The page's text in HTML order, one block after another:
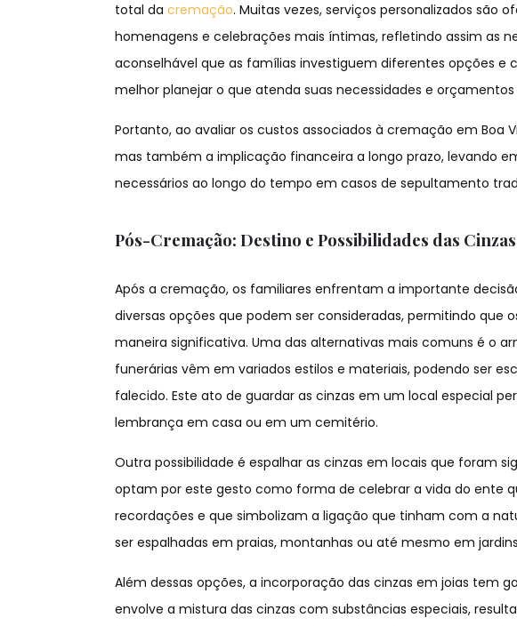
total dacremação. Muitas vezes, serviços personalizados são
homenagens e celebrações mais íntimas, refletindo assim as
aconselhável que as famílias investiguem diferentes opções
melhor planejar o que atenda suas necessidades e
Portanto, ao avaliar os custos associados à cremação em Boa
mas também a implicação financeira a longo prazo, levando
necessários ao longo do tempo em casos de sepultamento
Pós-Cremação: Destino e Possibilidades das Cinzas
Após a cremação, os familiares enfrentam a importante
diversas opções que podem ser consideradas, permitindo que
maneira significativa. Uma das alternativas mais comuns é o
funerárias vêm em variados estilos e materiais, podendo ser
falecido. Este ato de guardar as cinzas em um local especial
lembrança em casa ou em um cemitério.
Outra possibilidade é espalhar as cinzas em locais que foram
optam por este gesto como forma de celebrar a vida do ente
recordações e que simbolizam a ligação que tinham com a
ser espalhadas em praias, montanhas ou até mesmo em
Além dessas opções, a incorporação das cinzas em joias tem
envolve a mistura das cinzas com substâncias especiais,